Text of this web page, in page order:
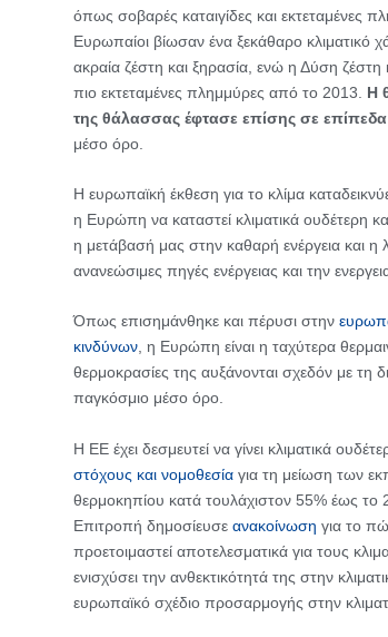
όπως σοβαρές καταιγίδες και εκτεταμένες
Ευρωπαίοι βίωσαν ένα ξεκάθαρο κλιματικό
ακραία ζέστη και ξηρασία, ενώ η Δύση ζέστη
πιο εκτεταμένες πλημμύρες από το 2013. Η
της θάλασσας έφτασε επίσης σε
μέσο όρο.
Η ευρωπαϊκή έκθεση για το κλίμα
η Ευρώπη να καταστεί κλιματικά ουδέτερη
η μετάβασή μας στην καθαρή ενέργεια και η
ανανεώσιμες πηγές ενέργειας και την
Όπως επισημάνθηκε και πέρυσι στην
κινδύνων, η Ευρώπη είναι η ταχύτερα
θερμοκρασίες της αυξάνονται σχεδόν με τη
παγκόσμιο μέσο όρο.
Η ΕΕ έχει δεσμευτεί να γίνει κλιματικά
στόχους και νομοθεσίαγια τη μείωση των
θερμοκηπίου κατά τουλάχιστον 55% έως το
Επιτροπή δημοσίευσε ανακοίνωση για το
προετοιμαστεί αποτελεσματικά για τους
ενισχύσει την ανθεκτικότητά της στην
ευρωπαϊκό σχέδιο προσαρμογής στην